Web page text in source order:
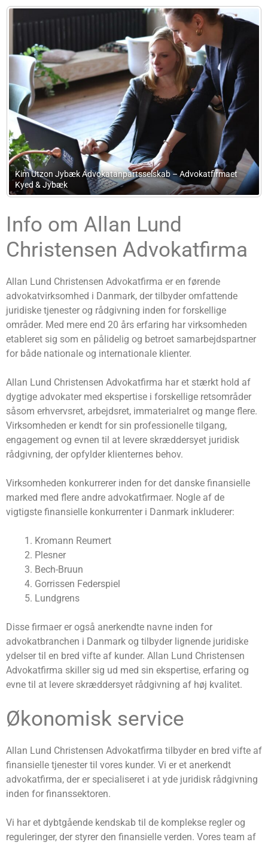
– Advokatfirmaet
Advokatfirmaet Bang/Brorsen & Fogtdal
Info om Allan Lund
Christensen Advokatfirma
Allan Lund Christensen Advokatfirma er en førende
advokatvirksomhed i Danmark, der tilbyder omfattende
juridiske tjenester og rådgivning inden for forskellige
områder. Med mere end 20 års erfaring har virksomheden
etableret sig som en pålidelig og betroet samarbejdspartner
for både nationale og internationale klienter.
Allan Lund Christensen Advokatfirma har et stærkt hold af
dygtige advokater med ekspertise i forskellige retsområder
såsom erhvervsret, arbejdsret, immaterialret og mange flere.
Virksomheden er kendt for sin professionelle tilgang,
engagement og evnen til at levere skræddersyet juridisk
rådgivning, der opfylder klienternes behov.
Virksomheden konkurrerer inden for det danske finansielle
marked med flere andre advokatfirmaer. Nogle af de
vigtigste finansielle konkurrenter i Danmark inkluderer:
Kromann Reumert
Plesner
Bech-Bruun
Gorrissen Federspiel
Lundgrens
Disse firmaer er også anerkendte navne inden for
advokatbranchen i Danmark og tilbyder lignende juridiske
ydelser til en bred vifte af kunder. Allan Lund Christensen
Advokatfirma skiller sig ud med sin ekspertise, erfaring og
evne til at levere skræddersyet rådgivning af høj kvalitet.
Økonomisk service
Allan Lund Christensen Advokatfirma tilbyder en bred vifte af
finansielle tjenester til vores kunder. Vi er et anerkendt
advokatfirma, der er specialiseret i at yde juridisk rådgivning
inden for finanssektoren.
Vi har et dybtgående kendskab til de komplekse regler og
reguleringer, der styrer den finansielle verden. Vores team af